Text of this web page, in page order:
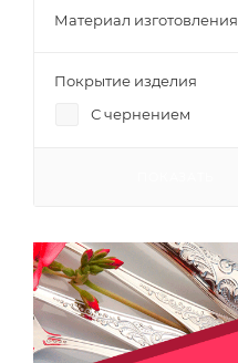
Материал изготовления
Покрытие изделия
С чернением